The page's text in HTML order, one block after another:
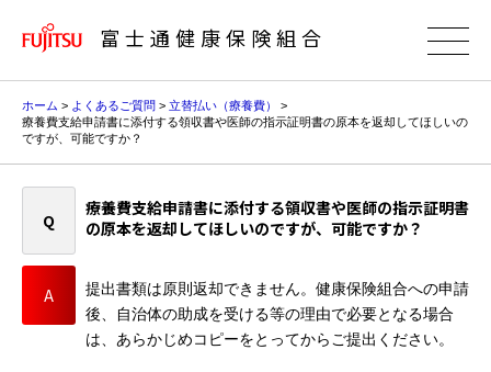
富士通健康保険組合
ホーム > よくあるご質問 > 立替払い（療養費）
>
療養費支給申請書に添付する領収書や医師の指示証明書の原本を返却してほしいの
ですが、可能ですか？
療養費支給申請書に添付する領収書や医師の指示証明書
の原本を返却してほしいのですが、可能ですか？
提出書類は原則返却できません。健康保険組合への申請
後、自治体の助成を受ける等の理由で必要となる場合
は、あらかじめコピーをとってからご提出ください。